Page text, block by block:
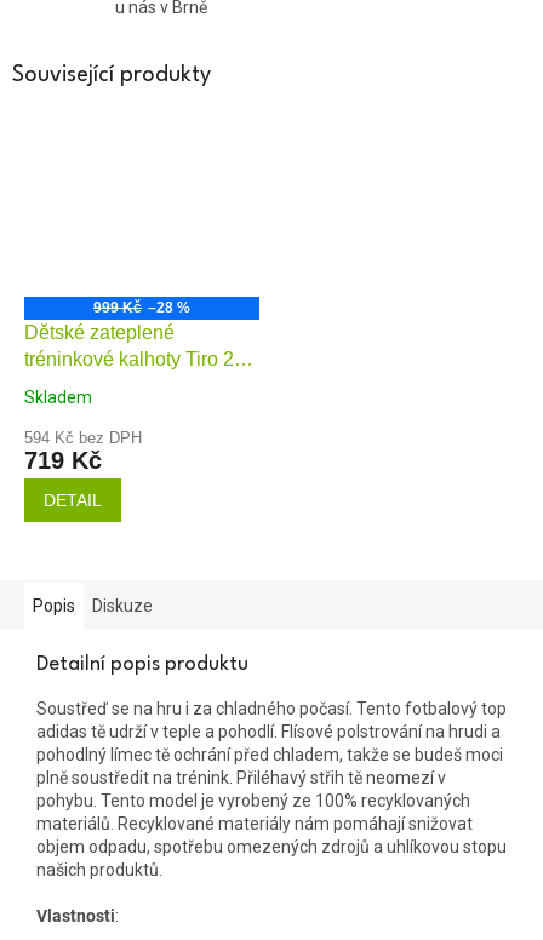
u nás v Brně
Související produkty
999 Kč –28 %
Dětské zateplené
tréninkové kalhoty Tiro 24
Winterized
Skladem
594 Kč bez DPH
719 Kč
DETAIL
Popis Diskuze
Detailní popis produktu
Soustřeď se na hru i za chladného počasí. Tento fotbalový top
adidas tě udrží v teple a pohodlí. Flísové polstrování na hrudi a
pohodlný límec tě ochrání před chladem, takže se budeš moci
plně soustředit na trénink. Přiléhavý střih tě neomezí v
pohybu. Tento model je vyrobený ze 100% recyklovaných
materiálů. Recyklované materiály nám pomáhají snižovat
objem odpadu, spotřebu omezených zdrojů a uhlíkovou stopu
našich produktů.
Vlastnosti: